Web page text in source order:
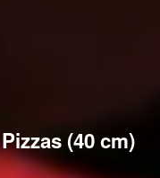
Pizzas (40 cm)